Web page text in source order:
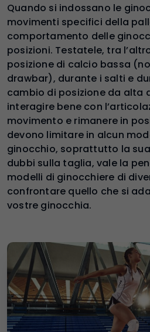
Quando si indossano le
movimenti specifici della
comportamento delle
posizioni. Testatele, tra
posizione di calcio bassa
drawbar), durante i salti e
cambio di posizione da alta
interagire bene con
movimento e rimanere in
devono limitare in alcun
ginocchio, soprattutto la
dubbi sulla taglia, vale la
modelli di ginocchiere di
confrontare quello che si
vostre ginocchia.